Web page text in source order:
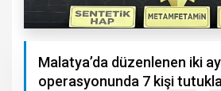
Malatya’da düzenlenen iki
operasyonunda 7 kişi